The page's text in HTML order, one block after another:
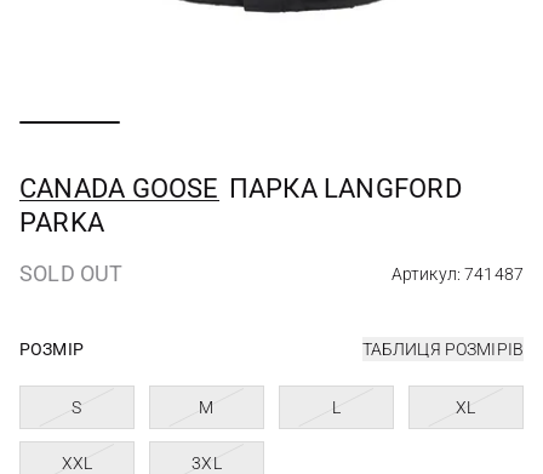
CANADA GOOSE ПАРКА LANGFORD
PARKA
SOLD OUT Артикул: 741487
РОЗМІР ТАБЛИЦЯ РОЗМІРІВ
S M L XL
XXL 3XL